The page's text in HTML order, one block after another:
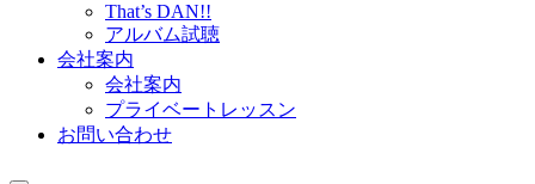
That’s DAN!!
アルバム試聴
会社案内
会社案内
プライベートレッスン
お問い合わせ